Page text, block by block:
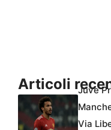
Articoli
Juve
Via